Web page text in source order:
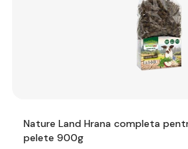
Nature Land Hrana completa
pelete 900g